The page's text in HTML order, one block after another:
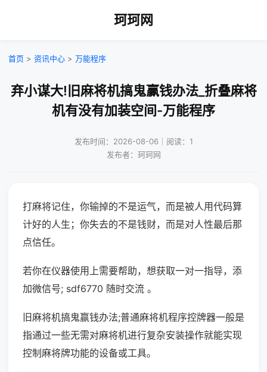
珂珂网
首页 > 资讯中心 > 万能程序
弃小谋大!旧麻将机搞鬼赢钱办法_折叠麻将
机有没有加装空间-万能程序
发布时间：2026-08-06｜阅读：1
发布者：珂珂网
打麻将记住，你输掉的不是运气，而是被人用代码算
计好的人生；你失去的不是钱财，而是对人性最后那
点信任。
若你在仪器使用上需要帮助，想获取一对一指导，添
加微信号; sdf6770 随时交流 。
旧麻将机搞鬼赢钱办法;普通麻将机程序控牌器一般是
指通过一些无需对麻将机进行复杂安装操作就能实现
控制麻将牌功能的设备或工具。